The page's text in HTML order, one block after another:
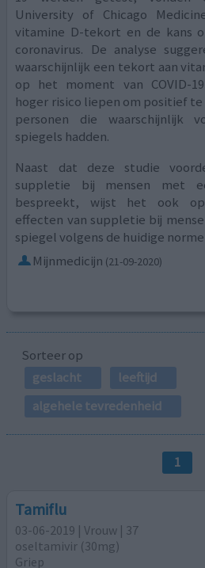
University of Chicago
vitamine D-tekort en de kans
coronavirus. De analyse
waarschijnlijk een tekort aan
op het moment van COVID-
hoger risico liepen om positief te
personen die waarschijnlijk
spiegels hadden.
Naast dat deze studie
suppletie bij mensen met
bespreekt, wijst het ook
effecten van suppletie bij
spiegel volgens de huidige
Mijnmedicijn (21-09-2020)
Sorteer op
geslacht
leeftijd
algehele tevredenheid
1
Tamiflu
03-06-2019 | Vrouw | 37
oseltamivir (30mg)
Griep